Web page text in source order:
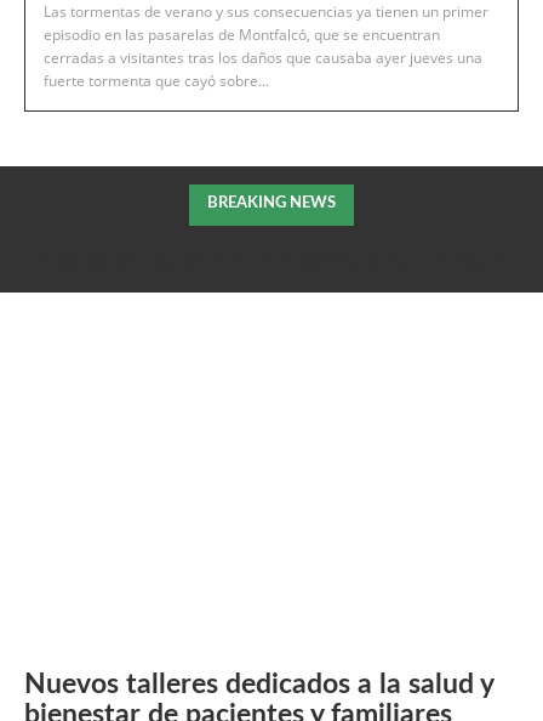
Las tormentas de verano y sus consecuencias ya tienen un primer
episodio en las pasarelas de Montfalcó, que se encuentran
cerradas a visitantes tras los daños que causaba ayer jueves una
fuerte tormenta que cayó sobre...
BREAKING NEWS
Nuevos talleres dedicados a la salud y
bienestar de pacientes y familiares